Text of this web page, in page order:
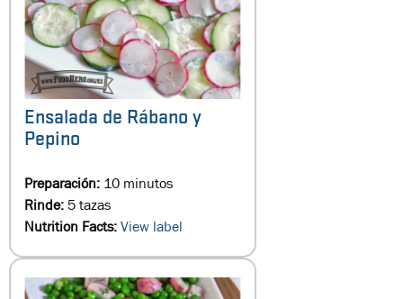
Ensalada de Rábano y
Pepino
Preparación: 10 minutos
Rinde:5 tazas
Nutrition Facts:View label